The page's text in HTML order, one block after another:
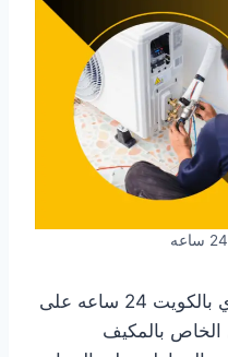
نحن فني تصليح سنترال مركزي بالكويت 24 ساعه على
الخاص بالمكيف